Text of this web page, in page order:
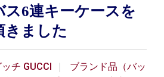
ス6連キーケースを
きました
チ GUCCI
ブランド品（バッ